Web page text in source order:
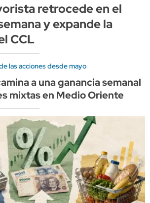
retrocede en el
y expande la
CCL
las acciones desde mayo
a una ganancia semanal
mixtas en Medio Oriente